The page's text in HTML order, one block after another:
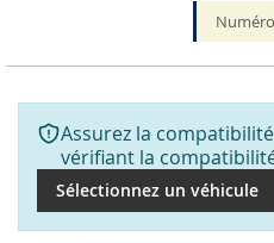
Assurez la
vérifiant la
Sélectionnez un véhicule